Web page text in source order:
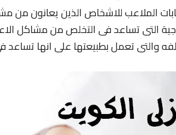
الملاعب للاشخاص الذين يعانون من
التى تساعد فى التخلص من مشاكل
والتى تعمل بطبيعتها على انها